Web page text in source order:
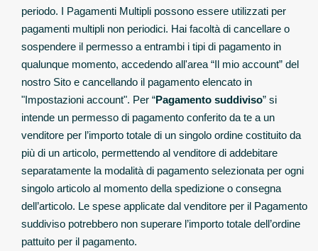
periodo. I Pagamenti Multipli possono essere utilizzati per
pagamenti multipli non periodici. Hai facoltà di cancellare o
sospendere il permesso a entrambi i tipi di pagamento in
qualunque momento, accedendo all'area “Il mio account” del
nostro Sito e cancellando il pagamento elencato in
"Impostazioni account". Per “Pagamento suddiviso” si
intende un permesso di pagamento conferito da te a un
venditore per l’importo totale di un singolo ordine costituito da
più di un articolo, permettendo al venditore di addebitare
separatamente la modalità di pagamento selezionata per ogni
singolo articolo al momento della spedizione o consegna
dell’articolo. Le spese applicate dal venditore per il Pagamento
suddiviso potrebbero non superare l’importo totale dell’ordine
pattuito per il pagamento.